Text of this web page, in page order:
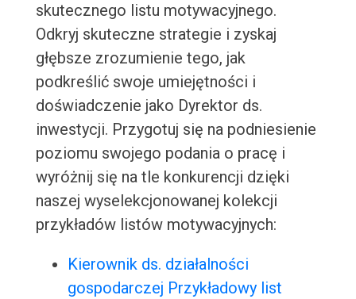
skutecznego listu motywacyjnego.
Odkryj skuteczne strategie i zyskaj
głębsze zrozumienie tego, jak
podkreślić swoje umiejętności i
doświadczenie jako Dyrektor ds.
inwestycji. Przygotuj się na podniesienie
poziomu swojego podania o pracę i
wyróżnij się na tle konkurencji dzięki
naszej wyselekcjonowanej kolekcji
przykładów listów motywacyjnych:
Kierownik ds. działalności
gospodarczej Przykładowy list